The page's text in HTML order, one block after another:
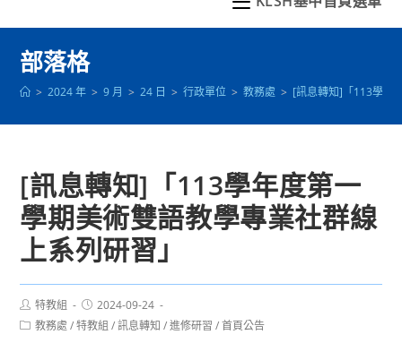
部落格
> 2024 年 > 9 月 > 24 日 > 行政單位 > 教務處 > [訊息轉知]「113學年
[訊息轉知]「113學年度第一
學期美術雙語教學專業社群線
上系列研習」
Post
author:
特教組
Post
published:
2024-09-24
Post教務處 / 特教組 / 訊息轉知 / 進修研習 / 首頁公告